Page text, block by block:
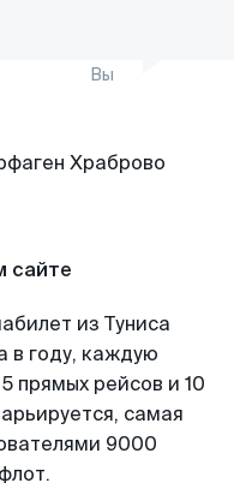
Вы
сайте
из Туниса
в году, каждую
прямых рейсов и 10
самая
9000